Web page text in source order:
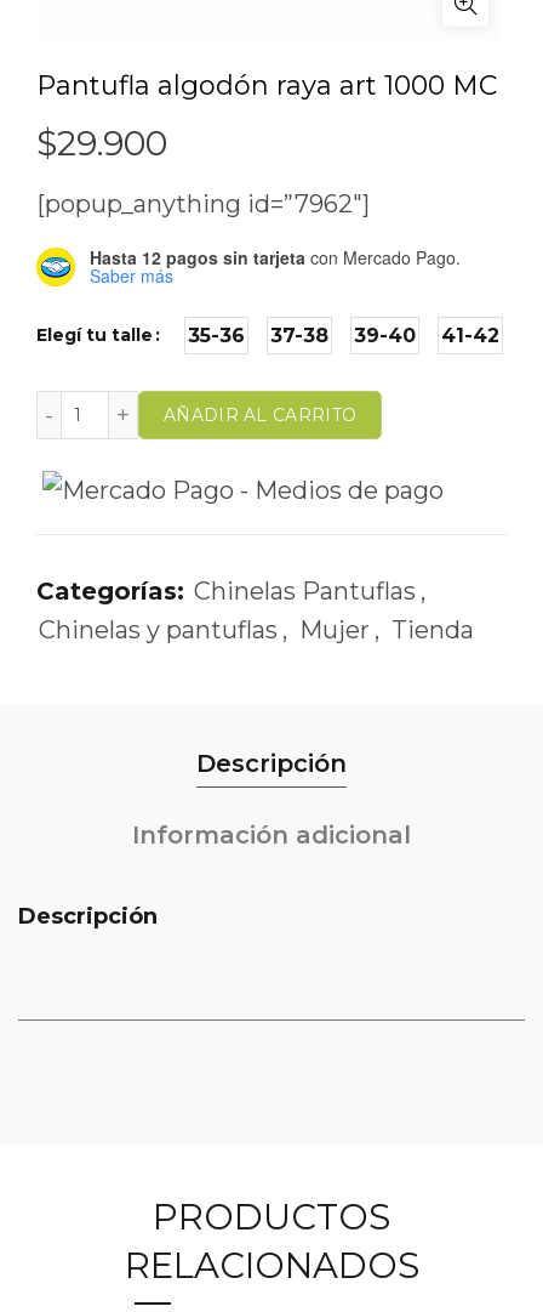
Pantufla algodón raya art 1000 MC
$29.900
[popup_anything id=”7962″]
Hasta 12 pagos sin tarjeta con Mercado Pago.
Saber más
Elegí tu talle 35-36 37-38 39-40 41-42
AÑADIR AL CARRITO
Categorías: Chinelas Pantuflas ,
Chinelas y pantuflas , Mujer , Tienda
Descripción
Información adicional
Descripción
PRODUCTOS
RELACIONADOS